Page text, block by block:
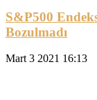
S&P500
Bozulmadı
Mart 3 2021 16:13